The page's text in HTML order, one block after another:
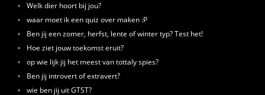
Welk dier hoort bij jou?
waar moet ik een quiz over maken :P
Ben jij een zomer, herfst, lente of winter typ? Test het!
Hoe ziet jouw toekomst eruit?
op wie lijk jij het meest van tottaly spies?
Ben jij introvert of extravert?
wie ben jij uit GTST?